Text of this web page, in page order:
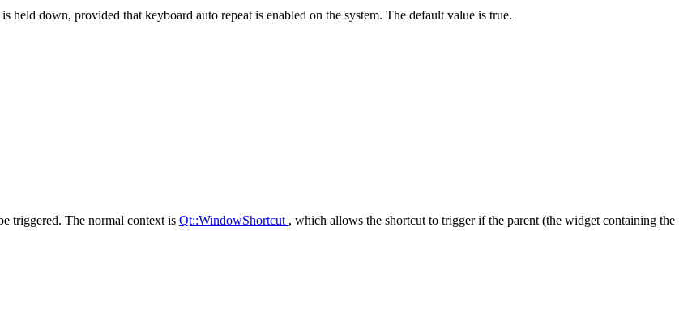
down, provided that keyboard auto repeat is enabled on the system. The default value is true.
triggered. The normal context is Qt::WindowShortcut , which allows the shortcut to trigger if the parent (the widget containing the